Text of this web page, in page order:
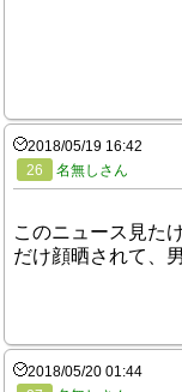
2018/05/19 16:42
26
名無しさん
このニュース見た
だけ顔晒されて、
2018/05/20 01:44